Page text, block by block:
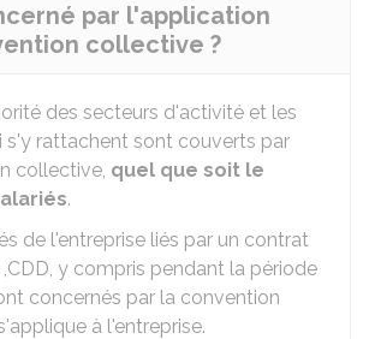
par l'application
collective ?
des secteurs d'activité et les
s'y rattachent sont couverts par
collective, quel que soit le
.
de l'entreprise liés par un contrat
,CDD, y compris pendant la période
concernés par la convention
à l'entreprise.